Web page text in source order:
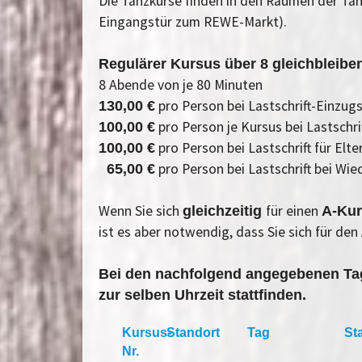
Eingangstür zum REWE-Markt).
Regulärer Kursus über 8
8 Abende von je 80 Minuten
130,00 € pro Person bei Lastschrift-
100,00 € pro Person je Kursus bei
100,00 € pro Person bei Lastschrift für
65,00 € pro Person bei Lastschrift bei
Wenn Sie sich gleichzeitig für einen A-
ist es aber notwendig, dass Sie sich für
Bei den nachfolgend angegebenen
zur selben Uhrzeit stattfinden.
Kursus-
Nr.
Standort Tag